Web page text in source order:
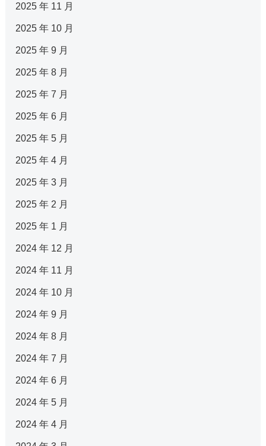
2025 年 11 月
2025 年 10 月
2025 年 9 月
2025 年 8 月
2025 年 7 月
2025 年 6 月
2025 年 5 月
2025 年 4 月
2025 年 3 月
2025 年 2 月
2025 年 1 月
2024 年 12 月
2024 年 11 月
2024 年 10 月
2024 年 9 月
2024 年 8 月
2024 年 7 月
2024 年 6 月
2024 年 5 月
2024 年 4 月